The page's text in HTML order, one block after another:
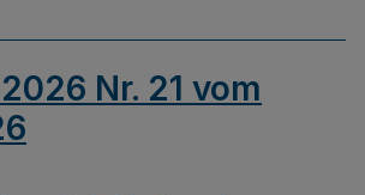
2026 Nr. 21 vom